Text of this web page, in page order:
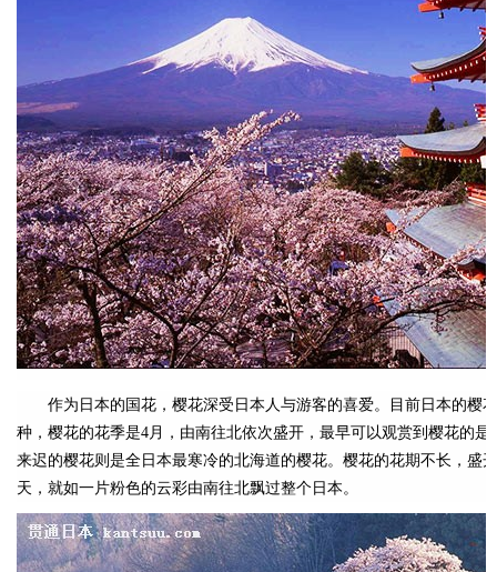
作为日本的国花，樱花深受日本人与游客的喜爱。目前日本的樱花
种，樱花的花季是4月，由南往北依次盛开，最早可以观赏到樱花的是
来迟的樱花则是全日本最寒冷的北海道的樱花。樱花的花期不长，盛
天，就如一片粉色的云彩由南往北飘过整个日本。